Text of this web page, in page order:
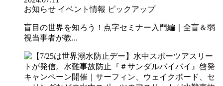
お知らせ イベント情報 ピックアップ
盲目の世界を知ろう！点字セミナー入門編｜全盲＆弱
視当事者が教...